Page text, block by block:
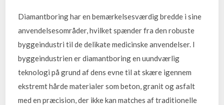
Diamantboring har en bemærkelsesværdig bredde i sine
anvendelsesområder, hvilket spænder fra den robuste
byggeindustri til de delikate medicinske anvendelser. I
byggeindustrien er diamantboring en uundværlig
teknologi på grund af dens evne til at skære igennem
ekstremt hårde materialer som beton, granit og asfalt
med en præcision, der ikke kan matches af traditionelle